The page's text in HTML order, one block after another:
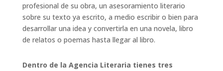
profesional de su obra, un asesoramiento literario
sobre su texto ya escrito, a medio escribir o bien para
desarrollar una idea y convertirla en una novela, libro
de relatos o poemas hasta llegar al libro.
Dentro de la Agencia Literaria tienes tres